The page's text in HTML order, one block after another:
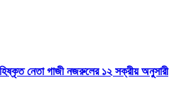
নেতা গাজী নজরুলের ১২ সক্রীয় অনুসারী